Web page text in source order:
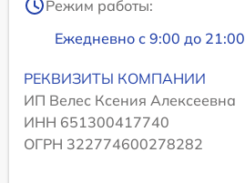
Режим работы:
Ежедневно с 9:00 до 21:00
РЕКВИЗИТЫ КОМПАНИИ
ИП Велес Ксения Алексеевна
ИНН 651300417740
ОГРН 322774600278282